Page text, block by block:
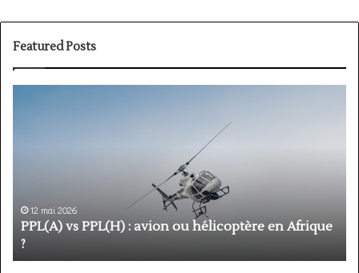
Featured Posts
en
Afrique
12 mai 2026
PPL(A) vs PPL(H) : avion ou hélicoptère en Afrique
?